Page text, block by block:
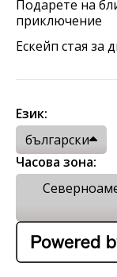
Подарете на
приключение
Ескейп стая за
Език:
български
Часова зона: